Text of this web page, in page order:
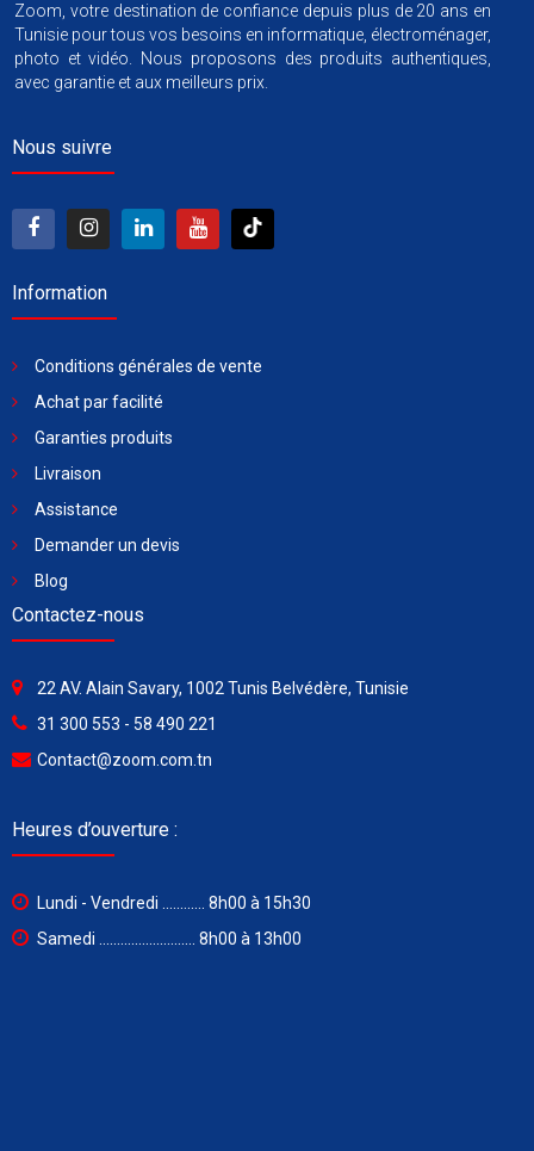
Zoom, votre destination de confiance depuis plus de 20 ans en
Tunisie pour tous vos besoins en informatique, électroménager,
photo et vidéo. Nous proposons des produits authentiques,
avec garantie et aux meilleurs prix.
Nous suivre
Information
Conditions générales de vente
Achat par facilité
Garanties produits
Livraison
Assistance
Demander un devis
Blog
Contactez-nous
22 AV. Alain Savary, 1002 Tunis Belvédère, Tunisie
31 300 553 - 58 490 221
Contact@zoom.com.tn
Heures d’ouverture :
Lundi - Vendredi ............ 8h00 à 15h30
Samedi ........................... 8h00 à 13h00